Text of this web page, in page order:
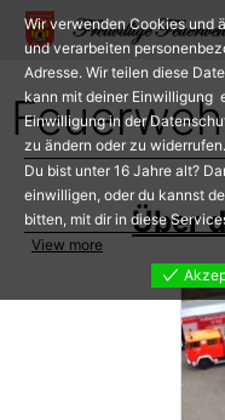
Zum
Inhalt
springen
Über
Wir verwenden Cookies und
und verarbeiten
Adresse. Wir teilen diese
kann mit deiner Einwilligung
Einwilligung in der
zu ändern oder zu widerrufen.
Du bist unter 16 Jahre alt?
einwilligen, oder du kannst
bitten, mit dir in diese
View more